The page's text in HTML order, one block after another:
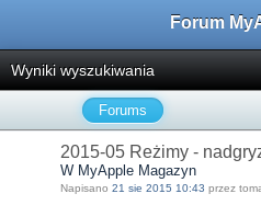
Forum
Wyniki wyszukiwania
Forums
2015-05 Reżimy -
W MyApple Magazyn
Napisano 21 sie 2015 10:43 przez